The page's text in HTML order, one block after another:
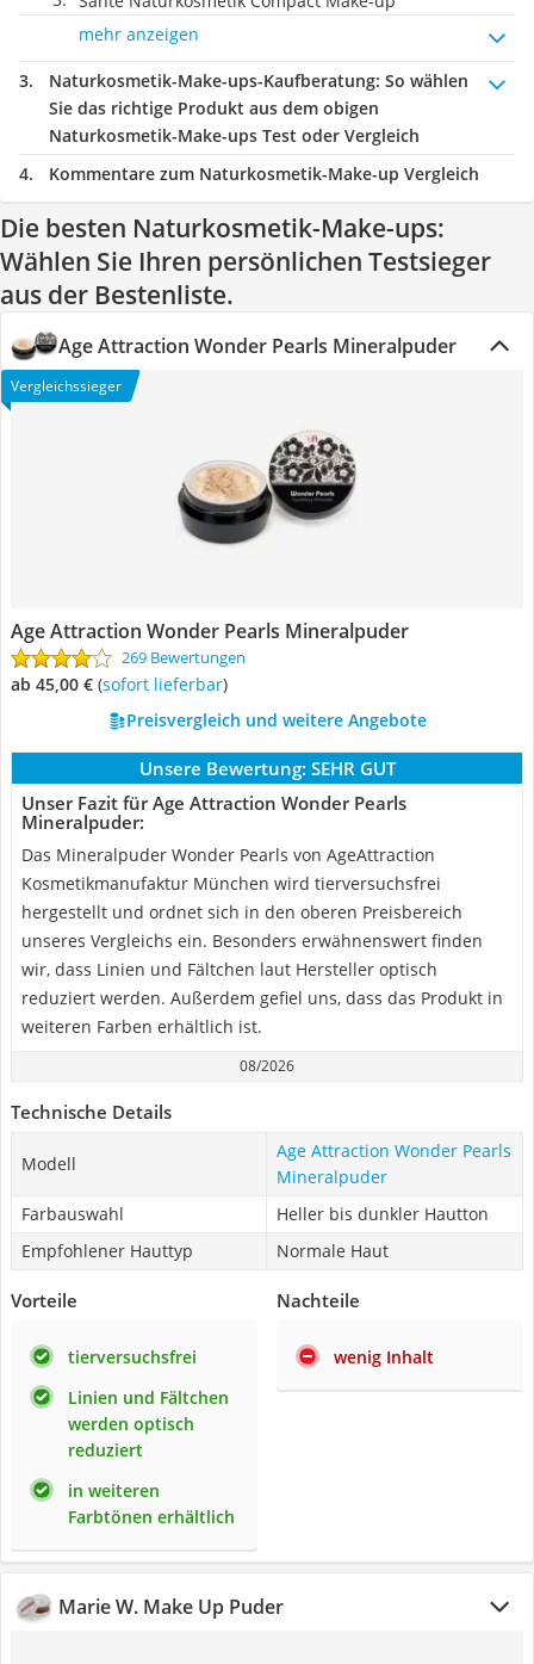
mehr anzeigen
Naturkosmetik-Make-ups-Kaufberatung: So wählen
Sie das richtige Produkt aus dem obigen
Naturkosmetik-Make-ups Test oder Vergleich
Kommentare zum Naturkosmetik-Make-up Vergleich
Die besten Naturkosmetik-Make-ups:
Wählen Sie Ihren persönlichen Testsieger
aus der Bestenliste.
Age Attraction Wonder Pearls Mineralpuder
Vergleichssieger
Age Attraction Wonder Pearls Mineralpuder
269 Bewertungen
ab 45,00 € ( Sofort lieferbar)
Preisvergleich und weitere Angebote
Unsere Bewertung: SEHR GUT
Unser Fazit für Age Attraction Wonder Pearls
Mineralpuder:
Das Mineralpuder Wonder Pearls von AgeAttraction
Kosmetikmanufaktur München wird tierversuchsfrei
hergestellt und ordnet sich in den oberen Preisbereich
unseres Vergleichs ein. Besonders erwähnenswert finden
wir, dass Linien und Fältchen laut Hersteller optisch
reduziert werden. Außerdem gefiel uns, dass das Produkt in
weiteren Farben erhältlich ist.
08/2026
Technische Details
Modell
Age Attraction Wonder Pearls
Mineralpuder
Farbauswahl
Heller bis dunkler Hautton
Empfohlener Hauttyp
Normale Haut
Vorteile
tierversuchsfrei
Linien und Fältchen
werden optisch
reduziert
in weiteren
Farbtönen erhältlich
Nachteile
wenig Inhalt
Marie W. Make Up Puder